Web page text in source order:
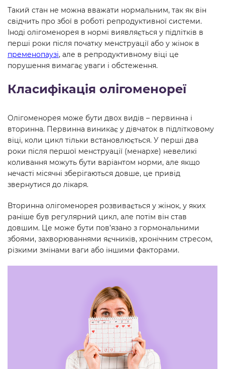
Такий стан не можна вважати нормальним, так як він
свідчить про збої в роботі репродуктивної системи.
Іноді олігоменорея в нормі виявляється у підлітків в
перші роки після початку менструації або у жінок в
пременопаузі, але в репродуктивному віці це
порушення вимагає уваги і обстеження.
Класифікація олігоменореї
Олігоменорея може бути двох видів – первинна і
вторинна. Первинна виникає у дівчаток в підлітковому
віці, коли цикл тільки встановлюється. У перші два
роки після першої менструації (менархе) невеликі
коливання можуть бути варіантом норми, але якщо
нечасті місячні зберігаються довше, це привід
звернутися до лікаря.
Вторинна олігоменорея розвивається у жінок, у яких
раніше був регулярний цикл, але потім він став
довшим. Це може бути пов’язано з гормональними
збоями, захворюваннями яєчників, хронічним стресом,
різкими змінами ваги або іншими факторами.